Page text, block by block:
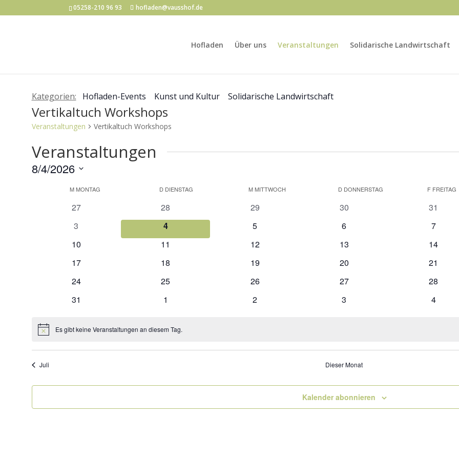
05258-210 96 93 hofladen@vausshof.de
Hofladen Über uns Veranstaltungen Solidarische Landwirtschaft
Kategorien: Hofladen-Events Kunst und Kultur Solidarische Landwirtschaft
Vertikaltuch Workshops
Veranstaltungen Vertikaltuch Workshops
Veranstaltungen
8/4/2026
Kalender
Veranstaltungen
MMONTAG D DIENSTAG MMITTWOCH D DONNERSTAG F FREITAG
0
Veranstaltungen
27
0
Veranstaltungen
28
0
29
0
30
0
31
0
Veranstaltungen
3
0
Veranstaltungen
4
0
5
0
6
0
7
0
10
0
11
0
12
0
13
0
14
0
17
0
18
0
19
0
20
0
21
0
24
0
25
0
26
0
27
0
28
0
31
0
1
0
2
0
3
0
4
HinweisEs gibt keine Veranstaltungen an diesem Tag.
Juli Dieser Monat
Kalender abonnieren